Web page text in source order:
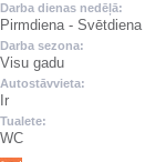
Darba dienas nedēļā:
Pirmdiena - Svētdiena
Darba sezona:
Visu gadu
Autostāvvieta:
Ir
Tualete:
WC